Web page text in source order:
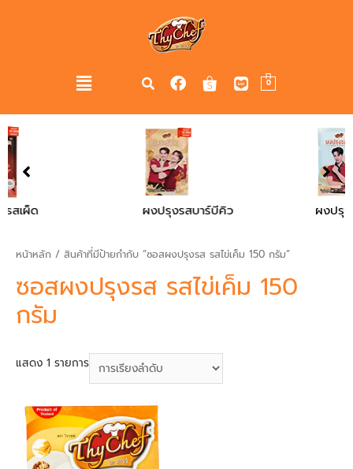
0
ผงปรุงรสบาร์บีคิว
หน้าหลัก / สินค้าที่มีป้ายกำกับ “ซอสผงปรุงรส รสไข่เค็ม 150 กรัม”
ซอสผงปรุงรส รสไข่เค็ม 150
กรัม
แสดง 1 รายการ